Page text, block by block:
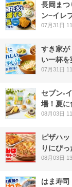
長岡まつ
ン−イレ
07月31日
すき家が
い一杯を
07月31日
セブン‐
場！夏に
08月03日
ピザハ
りにぴ
08月03日
はま寿